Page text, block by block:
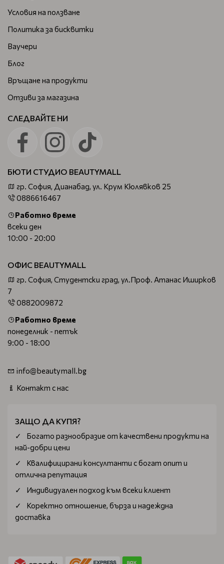
Условия на ползване
Политика за бисквитки
Ваучери
Блог
Връщане на продукти
Отзиви за магазина
СЛЕДВАЙТЕ НИ
БЮТИ СТУДИО BEAUTYMALL
гр. София, Дианабад, ул. Крум Кюлявков 25
0886616467
Работно време
всеки ден
10:00 - 20:00
ОФИС BEAUTYMALL
гр. София, Студентски град, ул.Проф. Атанас Иширков
7
0882009872
Работно време
понеделник - петък
9:00 - 18:00
info@beautymall.bg
Контакт с нас
ЗАЩО ДА КУПЯ?
Богатo разнообразие от качествени продукти на
най-добри цени
Квалифицирани консултанти с богат опит и
отлична репутация
Индивидуален подход към всеки клиент
Коректно отношение, бърза и надеждна
доставка